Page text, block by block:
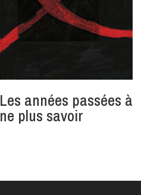
Les années passées à
ne plus savoir